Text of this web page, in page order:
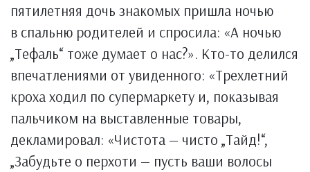
пятилетняя дочь знакомых пришла ночью
в спальню родителей и спросила: «А ночью
„Тефаль“ тоже думает о нас?». Кто-то делился
впечатлениями от увиденного: «Трехлетний
кроха ходил по супермаркету и, показывая
пальчиком на выставленные товары,
декламировал: «Чистота — чисто „Тайд!“,
„Забудьте о перхоти — пусть ваши волосы